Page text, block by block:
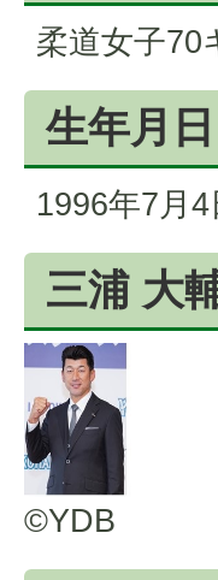
柔道女子70
生年月日
1996年7月4
三浦 大
©YDB